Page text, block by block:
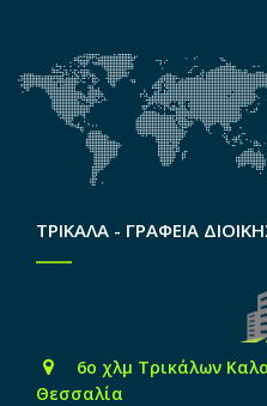
ΤΡΙΚΑΛΑ - ΓΡΑΦΕΙΑ
6o χλμ Τρικάλων
Θεσσαλία